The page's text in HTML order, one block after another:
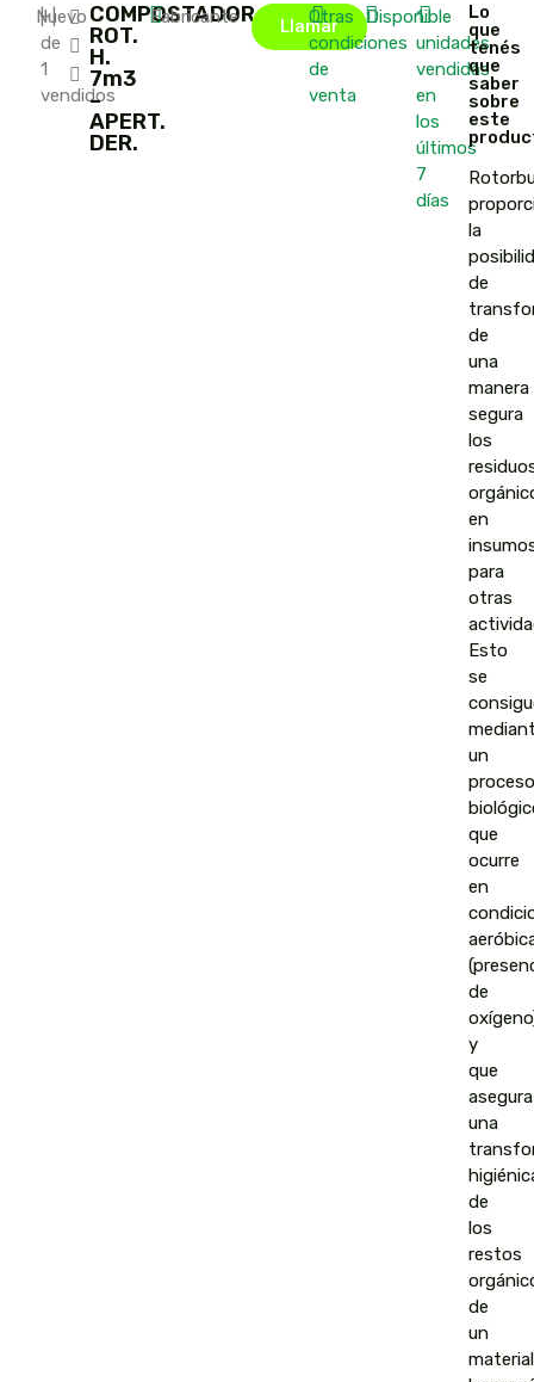
Nuevo
|+
de
1
vendidos
|
COMPOSTADOR
ROT.
H.
7m3
–
APERT.
DER.
Fabricante Llamar
Otras
condiciones
de
venta
Disponible
1
unidades
vendidas
en
los
últimos
7
días
Lo
que
tenés
que
saber
sobre
este
la
de
de
una
manera
segura
los
en
para
otras
Esto
se
un
proceso
que
ocurre
en
de
y
que
asegura
una
de
los
restos
de
un
material